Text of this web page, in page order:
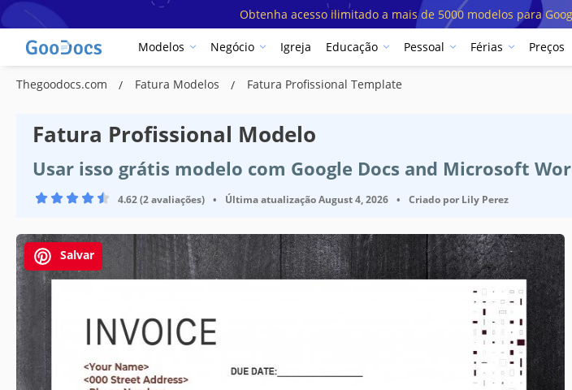
Obtenha acesso ilimitado a mais de 5000 modelos para
Modelos Negócio Igreja Educação Pessoal Férias Preços
Thegoodocs.com Fatura Modelos Fatura Profissional Template
Fatura Profissional Modelo
Usar isso grátis modelo com Google Docs and Microsoft
4.62 (2 avaliações) • Última atualizaçãoAugust 4, 2026 • Criado por Lily Perez
Salvar